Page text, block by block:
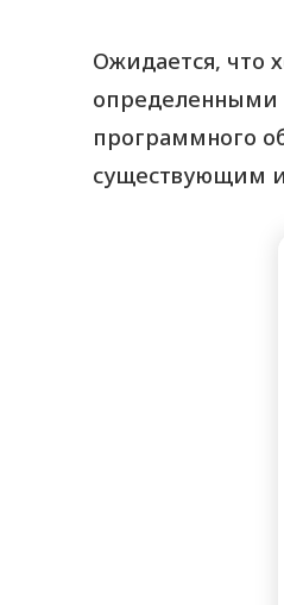
Ожидается, что
определенными
программного
существующим